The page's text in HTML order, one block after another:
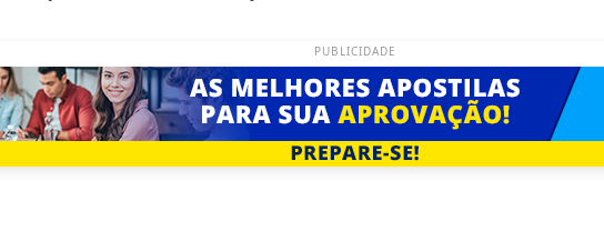
PUBLICIDADE